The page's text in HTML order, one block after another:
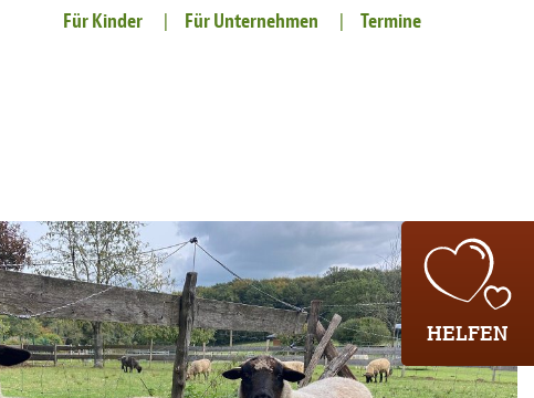
Für Kinder Für Unternehmen Termine
HELFEN